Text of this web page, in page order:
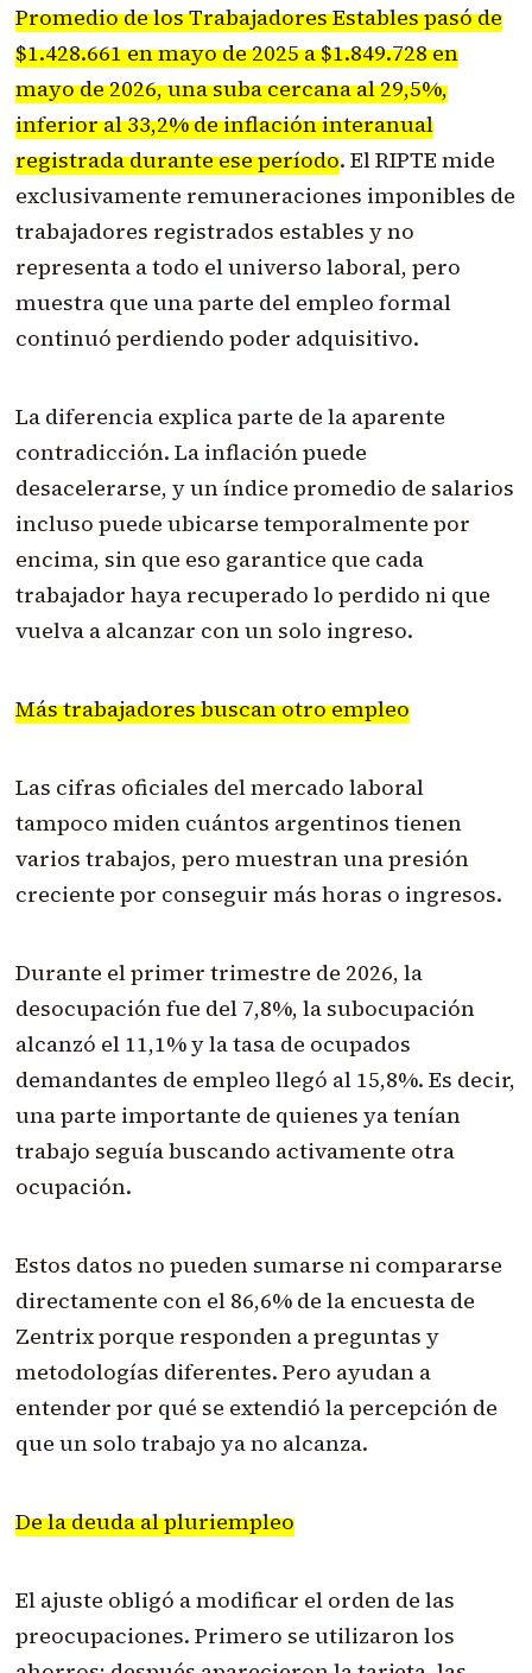
Promedio de los Trabajadores Estables pasó de
$1.428.661 en mayo de 2025 a $1.849.728 en
mayo de 2026, una suba cercana al 29,5%,
inferior al 33,2% de inflación interanual
registrada durante ese período. El RIPTE mide
exclusivamente remuneraciones imponibles de
trabajadores registrados estables y no
representa a todo el universo laboral, pero
muestra que una parte del empleo formal
continuó perdiendo poder adquisitivo.
La diferencia explica parte de la aparente
contradicción. La inflación puede
desacelerarse, y un índice promedio de salarios
incluso puede ubicarse temporalmente por
encima, sin que eso garantice que cada
trabajador haya recuperado lo perdido ni que
vuelva a alcanzar con un solo ingreso.
Más trabajadores buscan otro empleo
Las cifras oficiales del mercado laboral
tampoco miden cuántos argentinos tienen
varios trabajos, pero muestran una presión
creciente por conseguir más horas o ingresos.
Durante el primer trimestre de 2026, la
desocupación fue del 7,8%, la subocupación
alcanzó el 11,1% y la tasa de ocupados
demandantes de empleo llegó al 15,8%. Es decir,
una parte importante de quienes ya tenían
trabajo seguía buscando activamente otra
ocupación.
Estos datos no pueden sumarse ni compararse
directamente con el 86,6% de la encuesta de
Zentrix porque responden a preguntas y
metodologías diferentes. Pero ayudan a
entender por qué se extendió la percepción de
que un solo trabajo ya no alcanza.
De la deuda al pluriempleo
El ajuste obligó a modificar el orden de las
preocupaciones. Primero se utilizaron los